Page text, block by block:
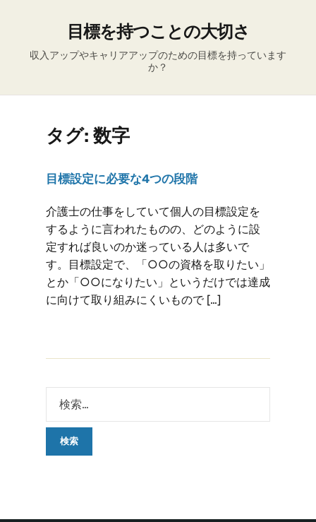
目標を持つことの大切さ
収入アップやキャリアアップのための目標を持っています
か？
タグ: 数字
目標設定に必要な4つの段階
介護士の仕事をしていて個人の目標設定を
するように言われたものの、どのように設
定すれば良いのか迷っている人は多いで
す。目標設定で、「○○の資格を取りたい」
とか「○○になりたい」というだけでは達成
に向けて取り組みにくいもので […]